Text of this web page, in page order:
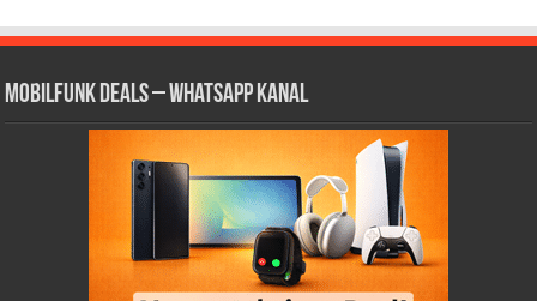
Mobilfunk Deals – WhatsApp Kanal